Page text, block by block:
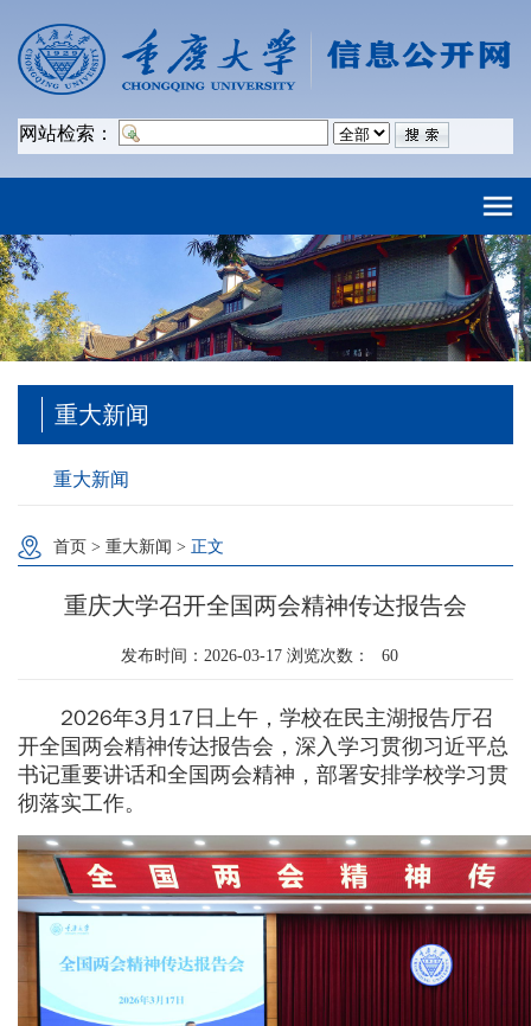
网站检索：
重大新闻
重大新闻
首页 > 重大新闻 > 正文
重庆大学召开全国两会精神传达报告会
发布时间：2026-03-17 浏览次数： 60
2026年3月17日上午，学校在民主湖报告厅召
开全国两会精神传达报告会，深入学习贯彻习近平总
书记重要讲话和全国两会精神，部署安排学校学习贯
彻落实工作。